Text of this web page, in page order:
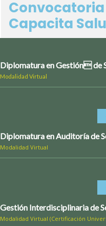
Convocatoria
Capacita
Diplomatura en Gestión de
Modalidad Virtual
Diplomatura en Auditoría de
Modalidad Virtual
Gestión Interdisciplinaria de
Modalidad Virtual (Certificación